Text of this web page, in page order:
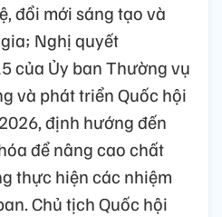
đổi mới sáng tạo và
Nghị quyết
của Ủy ban Thường vụ
và phát triển Quốc hội
định hướng đến
để nâng cao chất
thực hiện các nhiệm
Chủ tịch Quốc hội